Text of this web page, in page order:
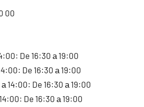
00
De 16:30 а 19:00
De 16:30 а 19:00
14:00: De 16:30 а 19:00
De 16:30 а 19:00